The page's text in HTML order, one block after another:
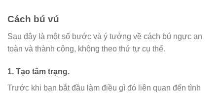
Cách bú vú
Sau đây là một số bước và ý tưởng về cách bú ngực an
toàn và thành công, không theo thứ tự cụ thể.
1. Tạo tâm trạng.
Trước khi bạn bắt đầu làm điều gì đó liên quan đến tình